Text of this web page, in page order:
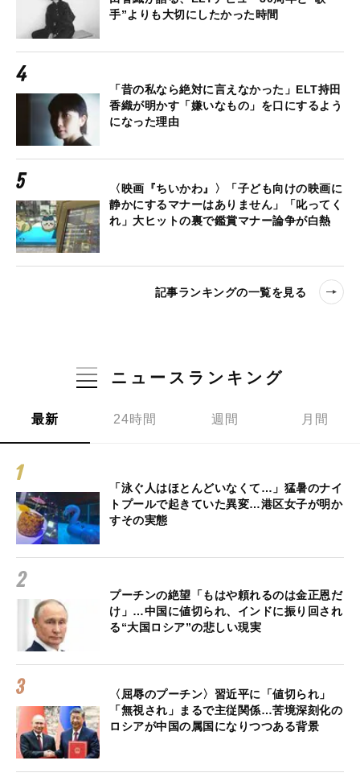
手”よりも大切にしたかった時間
「昔の私なら絶対に言えなかった」ELT持田
香織が明かす「嫌いなもの」を口にするよう
になった理由
〈映画『ちいかわ』〉「子ども向けの映画に
静かにするマナーはありません」「叱ってく
れ」大ヒットの裏で鑑賞マナー論争が白熱
記事ランキングの一覧を見る
ニュースランキング
最新 24時間 週間 月間
「泳ぐ人はほとんどいなくて…」猛暑のナイ
トプールで起きていた異変…港区女子が明か
すその実態
プーチンの絶望「もはや頼れるのは金正恩だ
け」…中国に値切られ、インドに振り回され
る“大国ロシア”の悲しい現実
〈屈辱のプーチン〉習近平に「値切られ」
「無視され」まるで主従関係…苦境深刻化の
ロシアが中国の属国になりつつある背景